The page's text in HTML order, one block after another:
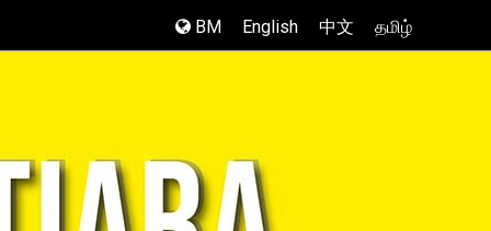
BM English 中文 தமிழ்